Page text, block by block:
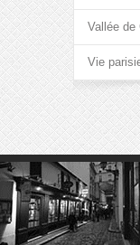
Vallée de
Vie